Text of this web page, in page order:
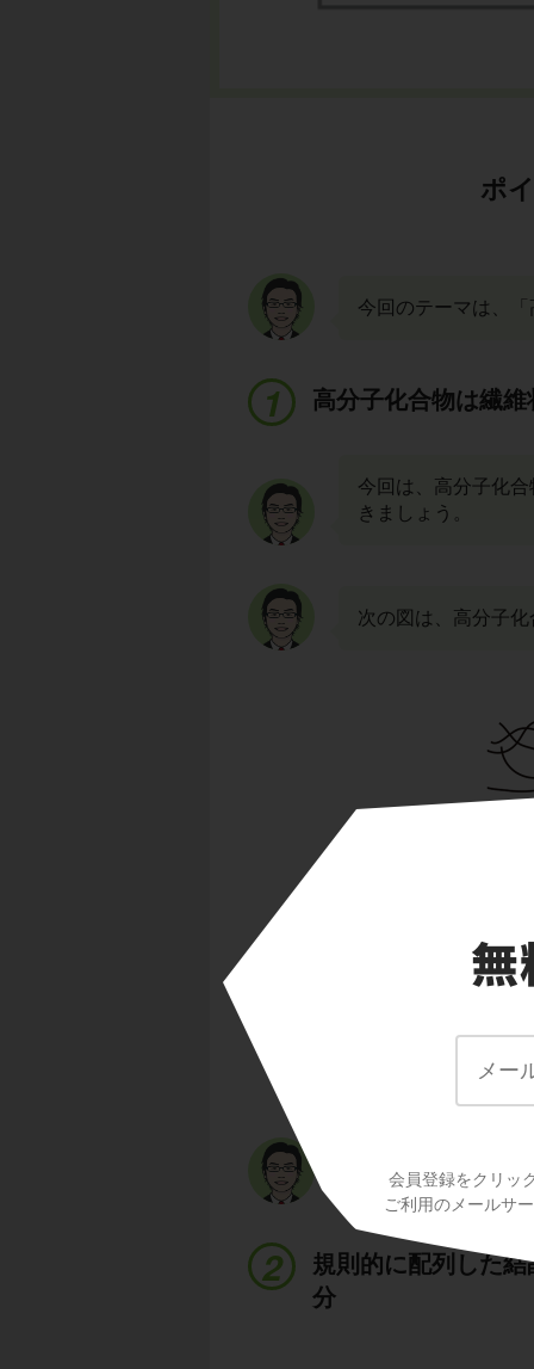
会員登録をクリッ
ご利用のメールサ
ポ
今回のテーマは、
高分子化合物は繊維
今回は、高分子化
きましょう。
次の図は、高分子
一本一本の線が高
ります。
規則的に配列した
分